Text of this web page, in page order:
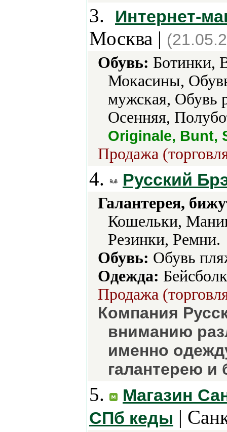
3. Интернет-
Москва |
Обувь: Ботинки,
Мокасины,
мужская, Обувь
Осенняя,
Originale, Bunt,
Продажа
4. Русский
Галантерея,
Кошельки,
Резинки, Ремни.
Обувь: Обувь
Одежда:
Продажа
Компания
вниманию
именно
галантерею
5.
Магазин
СПб кеды |